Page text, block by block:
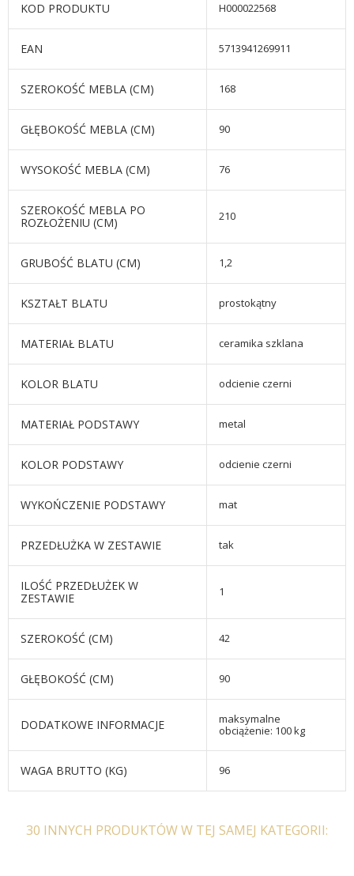
KOD PRODUKTU H000022568
EAN 5713941269911
SZEROKOŚĆ MEBLA (CM) 168
GŁĘBOKOŚĆ MEBLA (CM) 90
WYSOKOŚĆ MEBLA (CM) 76
SZEROKOŚĆ MEBLA PO
ROZŁOŻENIU (CM)
210
GRUBOŚĆ BLATU (CM) 1,2
KSZTAŁT BLATU prostokątny
MATERIAŁ BLATU ceramika szklana
KOLOR BLATU odcienie czerni
MATERIAŁ PODSTAWY metal
KOLOR PODSTAWY odcienie czerni
WYKOŃCZENIE PODSTAWY mat
PRZEDŁUŻKA W ZESTAWIE tak
ILOŚĆ PRZEDŁUŻEK W
ZESTAWIE
1
SZEROKOŚĆ (CM) 42
GŁĘBOKOŚĆ (CM) 90
DODATKOWE INFORMACJE
maksymalne
obciążenie: 100 kg
WAGA BRUTTO (KG) 96
30 INNYCH PRODUKTÓW W TEJ SAMEJ KATEGORII: